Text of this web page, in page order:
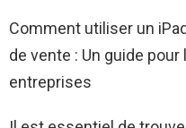
Comment utiliser un
de vente : Un guide
entreprises